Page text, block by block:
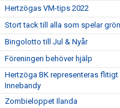
Hertzögas VM-tips 2022
Stort tack till alla som spelar
Bingolotto till Jul & Nyår
Föreningen behöver hjälp
Hertzöga BK representeras
Innebandy
Zombieloppet Ilanda